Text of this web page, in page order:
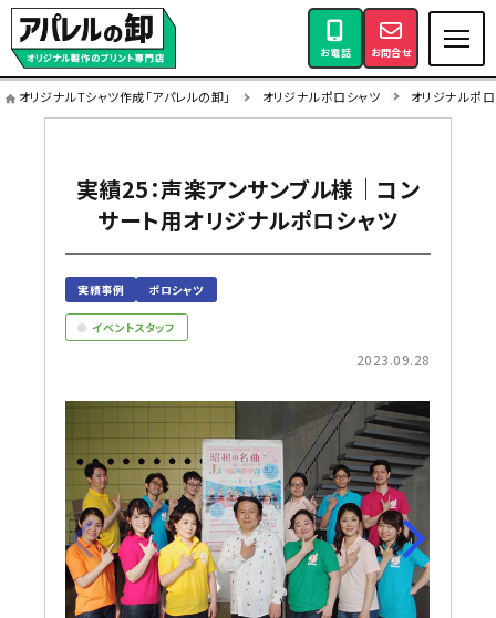
お電話 お問合せ
オリジナルTシャツ作成「アパレルの卸」 オリジナルポロシャツ オリジナルポ
実績25：声楽アンサンブル様｜コン
サート用オリジナルポロシャツ
実績事例 ポロシャツ
イベントスタッフ
2023.09.28